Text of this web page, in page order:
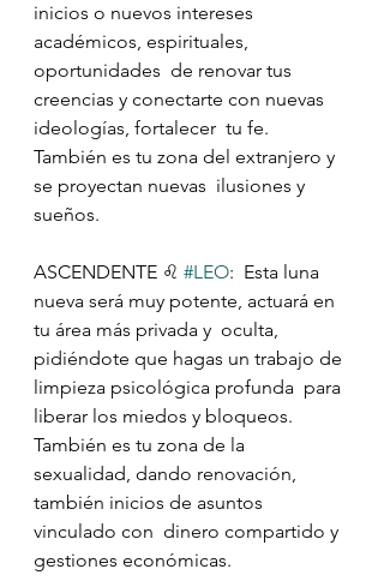
inicios o nuevos intereses
académicos, espirituales,
oportunidades  de renovar tus
creencias y conectarte con nuevas
ideologías, fortalecer  tu fe.
También es tu zona del extranjero y
se proyectan nuevas  ilusiones y
sueños.
ASCENDENTE ♌️ #LEO:  Esta luna
nueva será muy potente, actuará en
tu área más privada y  oculta,
pidiéndote que hagas un trabajo de
limpieza psicológica profunda  para
liberar los miedos y bloqueos.
También es tu zona de la
sexualidad, dando renovación,
también inicios de asuntos
vinculado con  dinero compartido y
gestiones económicas.